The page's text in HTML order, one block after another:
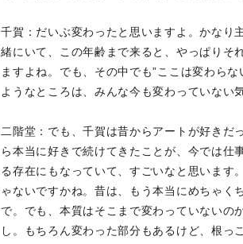
千賀：だいぶ変わったと思いますよ。かなり
緒にいて、この年齢まで来ると、やっぱりそ
ますよね。でも、その中でも”ここは変わら
ようなところは、みんな今も変わっていない
二階堂：でも、千賀は昔からアートが好きだ
ら本当に好きで続けてきたことが、今では仕
る存在にもなっていて、すごいなと思いま
ゃないですかね。昔は、もう本当にめちゃく
で。でも、本質はそこまで変わっていないの
し。もちろん変わった部分もあるけど、根っ